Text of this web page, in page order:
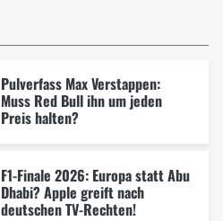
Pulverfass Max Verstappen:
Muss Red Bull ihn um jeden
Preis halten?
F1-Finale 2026: Europa statt Abu
Dhabi? Apple greift nach
deutschen TV-Rechten!